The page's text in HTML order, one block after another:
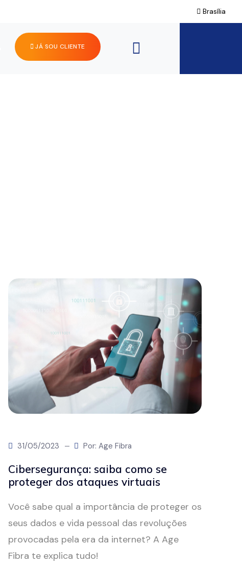
Brasília
JÁ SOU CLIENTE
31/05/2023 Por: Age Fibra
Cibersegurança: saiba como se
proteger dos ataques virtuais
Você sabe qual a importância de proteger os
seus dados e vida pessoal das revoluções
provocadas pela era da internet? A Age
Fibra te explica tudo!